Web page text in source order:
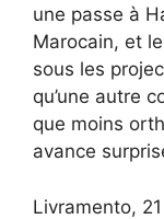
une passe à
Marocain, et
sous les
qu’une autre
que moins
avance
Livramento,